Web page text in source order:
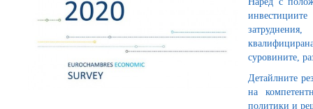
инвестициите
суровините,
Детайлните
на
политики и